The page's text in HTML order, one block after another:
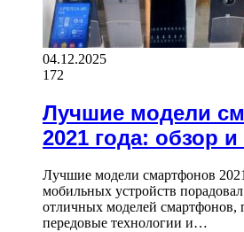
04.12.2025
172
Лучшие модели
2021 года: обзор
Лучшие модели смартфонов
мобильных устройств
отличных моделей смартфонов,
передовые технологии и…